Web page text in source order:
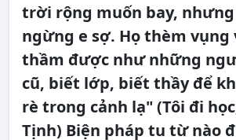
trời rộng muốn bay, nhưng
ngừng e sợ. Họ thèm vụng
thầm được như những
cũ, biết lớp, biết thầy để
rè trong cảnh lạ" (Tôi đi
Tịnh) Biện pháp tu từ nào